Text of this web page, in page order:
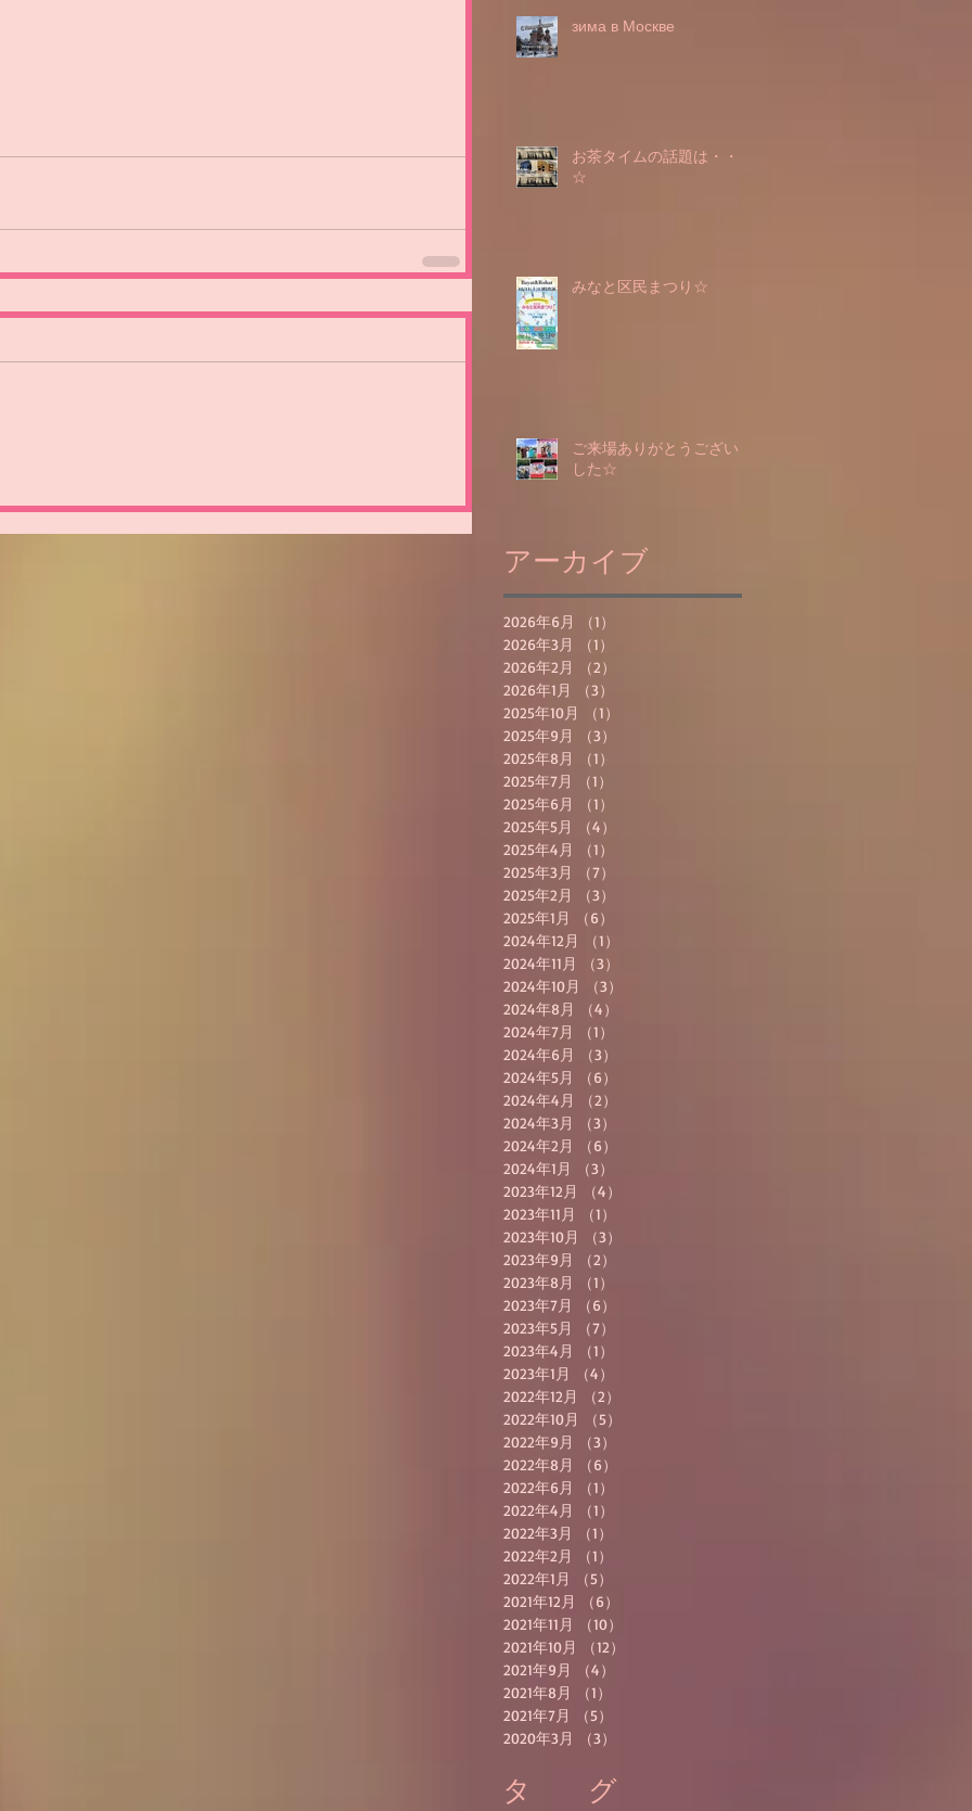
зима в Москве
お茶タイムの話題は・・・
☆
みなと区民まつり☆
ご来場ありがとうございま
した☆
アーカイブ
2026年6月 （1）
2026年3月
（1）
2026年2月
（2）
2026年1月
（3）
2025年10月
（1）
2025年9月
（3）
2025年8月
（1）
2025年7月
（1）
2025年6月
（1）
2025年5月
（4）
2025年4月
（1）
2025年3月
（7）
2025年2月
（3）
2025年1月
（6）
2024年12月
（1）
2024年11月
（3）
2024年10月
（3）
2024年8月
（4）
2024年7月
（1）
2024年6月
（3）
2024年5月
（6）
2024年4月
（2）
2024年3月
（3）
2024年2月
（6）
2024年1月
（3）
2023年12月
（4）
2023年11月
（1）
2023年10月
（3）
2023年9月
（2）
2023年8月
（1）
2023年7月
（6）
2023年5月
（7）
2023年4月
（1）
2023年1月
（4）
2022年12月
（2）
2022年10月
（5）
2022年9月
（3）
2022年8月
（6）
2022年6月
（1）
2022年4月
（1）
2022年3月
（1）
2022年2月
（1）
2022年1月
（5）
2021年12月
（6）
2021年11月
（10）
2021年10月
（12）
2021年9月
（4）
2021年8月
（1）
2021年7月
（5）
2020年3月
（3）
タ グ